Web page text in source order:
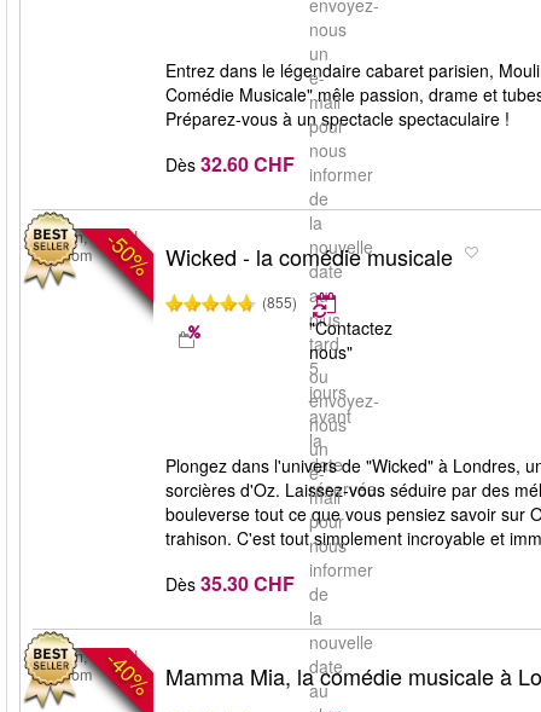
envoyez-
nous
un
e-
mail
pour
nous
informer
de
la
nouvelle
date
au
plus
tard
5
jours
avant
la
date
réservée.
Entrez dans le légendaire cabaret parisien,
Comédie Musicale" mêle passion, drame et
Préparez-vous à un spectacle spectaculaire !
Dès 32.60 CHF
-50%
London, United
Kingdom
Wicked - la comédie musicale
(855)
"Contactez
nous"
ou
envoyez-
nous
un
e-
mail
pour
nous
informer
de
la
nouvelle
date
au
Plongez dans l'univers de "Wicked" à Londres,
sorcières d'Oz. Laissez-vous séduire par des
bouleverse tout ce que vous pensiez savoir sur
trahison. C'est tout simplement incroyable et
Dès 35.30 CHF
-40%
London, United
Kingdom
Mamma Mia, la comédie musicale à